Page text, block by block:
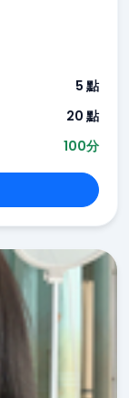
5 點
20 點
100分